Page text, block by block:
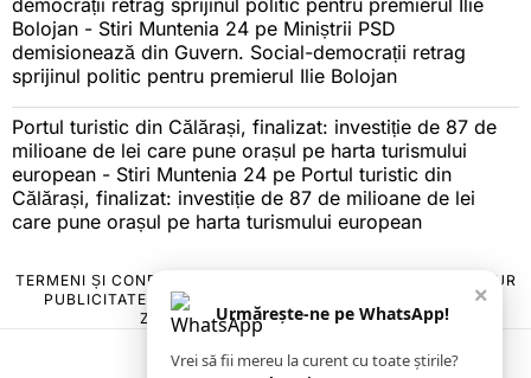
democrații retrag sprijinul politic pentru premierul Ilie
Bolojan - Stiri Muntenia 24 pe Miniștrii PSD
demisionează din Guvern. Social-democrații retrag
sprijinul politic pentru premierul Ilie Bolojan
Portul turistic din Călărași, finalizat: investiție de 87 de
milioane de lei care pune orașul pe harta turismului
european - Stiri Muntenia 24 pe Portul turistic din
Călărași, finalizat: investiție de 87 de milioane de lei
care pune orașul pe harta turismului european
TERMENI ȘI CONDIȚII
POLITICA DE ANULARE & RETUR
PUBLICITATE ONLINE & TIPĂRITĂ
CONTACT
ZIARUL ANUNȚUL CĂLĂRĂȘEAN
×
Urmărește-ne pe WhatsApp!
Vrei să fii mereu la curent cu toate știrile?